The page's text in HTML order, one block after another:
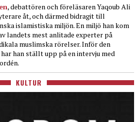
, debattören och föreläsaren Yaqoub Ali
åt, och därmed bidragit till
islamistiska miljön. En miljö han kom
landets mest anlitade experter på
muslimska rörelser. Inför den
han ställt upp på en intervju med
KULTUR